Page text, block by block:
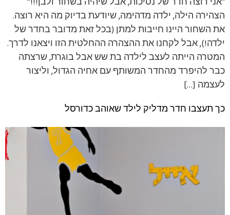
“אני רוצה חדר של נסיכות, אבל שיהיה בשחור ולבן!!!”
הצהירה הילה, ילדה מדהימה, שיודעת בדיוק מה היא רוצה.
את השחור היינו חייבות למתן (בכל זאת מדובר בחדר של
ילדה!), אבל לקחנו את ההצהרה ההחלטית הזו ויצאנו לדרך.
המטרה הייתה לעצב לילדה בת שש אבל בוגרת, שרצתה
כבר להיפרד מהחדר המשותף עם אחיה הגדול, וליצור
לעצמה […]
כך תעצבו חדר מדליק לילד שאוהב כדורסל